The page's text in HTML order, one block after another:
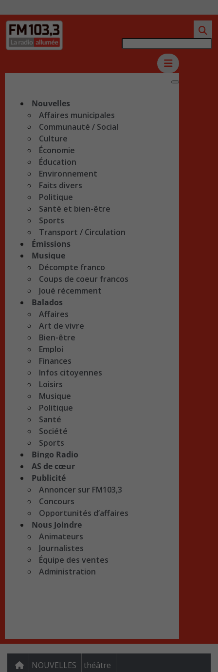
Nouvelles
Affaires municipales
Communauté / Social
Culture
Économie
Éducation
Environnement
Faits divers
Politique
Santé et bien-être
Sports
Transport / Circulation
Émissions
Musique
Décompte franco
Coups de coeur francos
Joué récemment
Balados
Affaires
Art de vivre
Bien-être
Emploi
Finances
Infos citoyennes
Loisirs
Musique
Politique
Santé
Société
Sports
Bingo Radio
AS de cœur
Publicité
Annoncer sur FM103,3
Concours
Opportunités d’affaires
Nous Joindre
Animateurs
Journalistes
Équipe des ventes
Administration
NOUVELLES théâtre